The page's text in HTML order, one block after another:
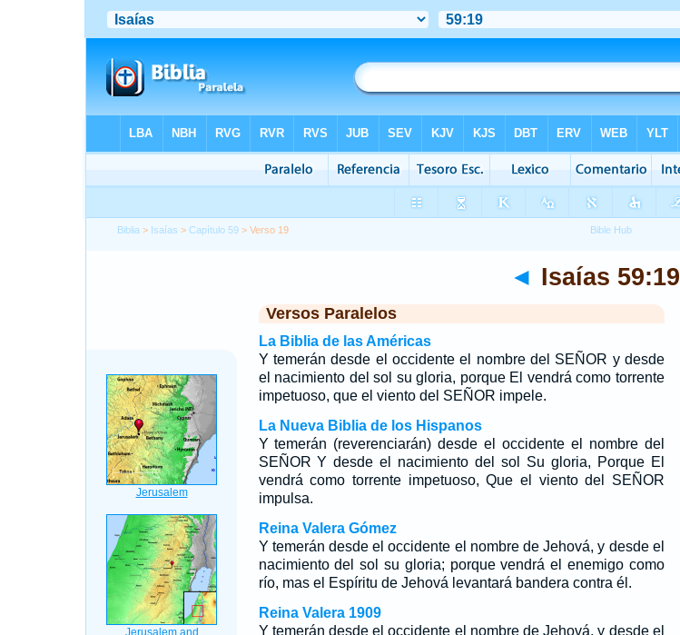
Biblia > Isaías >Capítulo 59 > Verso 19
◄ Isaías 59:19
Versos Paralelos
La Biblia de las Américas
Y temerán desde el occidente el nombre del SEÑOR y desde
el nacimiento del sol su gloria, porque El vendrá como torrente
impetuoso, que el viento del SEÑOR impele.
La Nueva Biblia de los Hispanos
Y temerán (reverenciarán) desde el occidente el nombre del
SEÑOR Y desde el nacimiento del sol Su gloria, Porque El
vendrá como torrente impetuoso, Que el viento del SEÑOR
impulsa.
Reina Valera Gómez
Y temerán desde el occidente el nombre de Jehová, y desde el
nacimiento del sol su gloria; porque vendrá el enemigo como
río, mas el Espíritu de Jehová levantará bandera contra él.
Reina Valera 1909
Y temerán desde el occidente el nombre de Jehová, y desde el